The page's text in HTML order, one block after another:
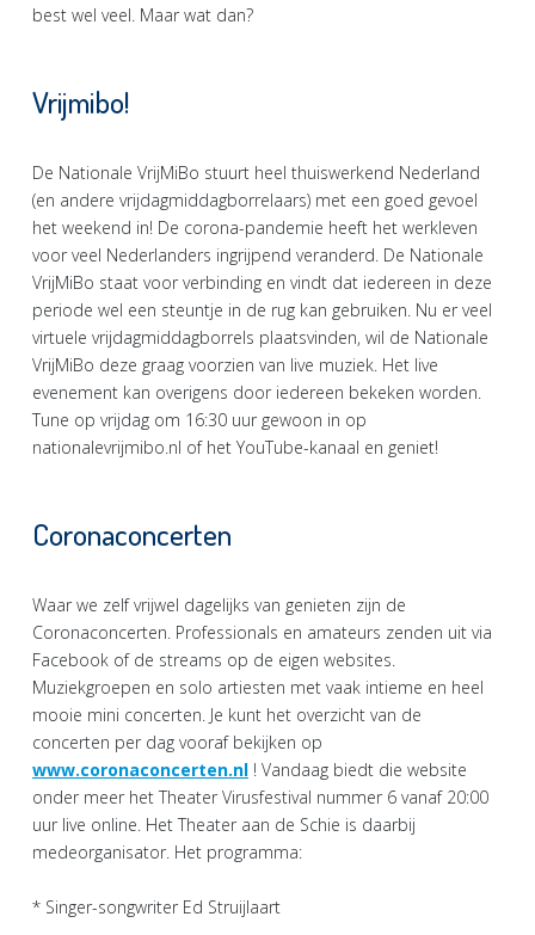
best wel veel. Maar wat dan?
Vrijmibo!
De Nationale VrijMiBo stuurt heel thuiswerkend Nederland
(en andere vrijdagmiddagborrelaars) met een goed gevoel
het weekend in! De corona-pandemie heeft het werkleven
voor veel Nederlanders ingrijpend veranderd. De Nationale
VrijMiBo staat voor verbinding en vindt dat iedereen in deze
periode wel een steuntje in de rug kan gebruiken. Nu er veel
virtuele vrijdagmiddagborrels plaatsvinden, wil de Nationale
VrijMiBo deze graag voorzien van live muziek. Het live
evenement kan overigens door iedereen bekeken worden.
Tune op vrijdag om 16:30 uur gewoon in op
nationalevrijmibo.nl of het YouTube-kanaal en geniet!
Coronaconcerten
Waar we zelf vrijwel dagelijks van genieten zijn de
Coronaconcerten. Professionals en amateurs zenden uit via
Facebook of de streams op de eigen websites.
Muziekgroepen en solo artiesten met vaak intieme en heel
mooie mini concerten. Je kunt het overzicht van de
concerten per dag vooraf bekijken op
www.coronaconcerten.nl ! Vandaag biedt die website
onder meer het Theater Virusfestival nummer 6 vanaf 20:00
uur live online. Het Theater aan de Schie is daarbij
medeorganisator. Het programma:
* Singer-songwriter Ed Struijlaart